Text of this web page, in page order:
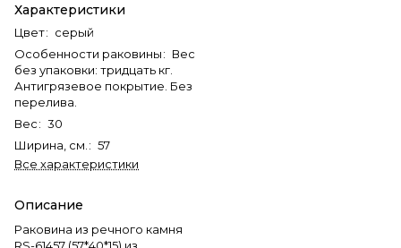
Характеристики
Цвет: серый
Особенности раковины: Вес
без упаковки: тридцать кг.
Антигрязевое покрытие. Без
перелива.
Вес: 30
Ширина, см. : 57
Все характеристики
Описание
Раковина из речного камня